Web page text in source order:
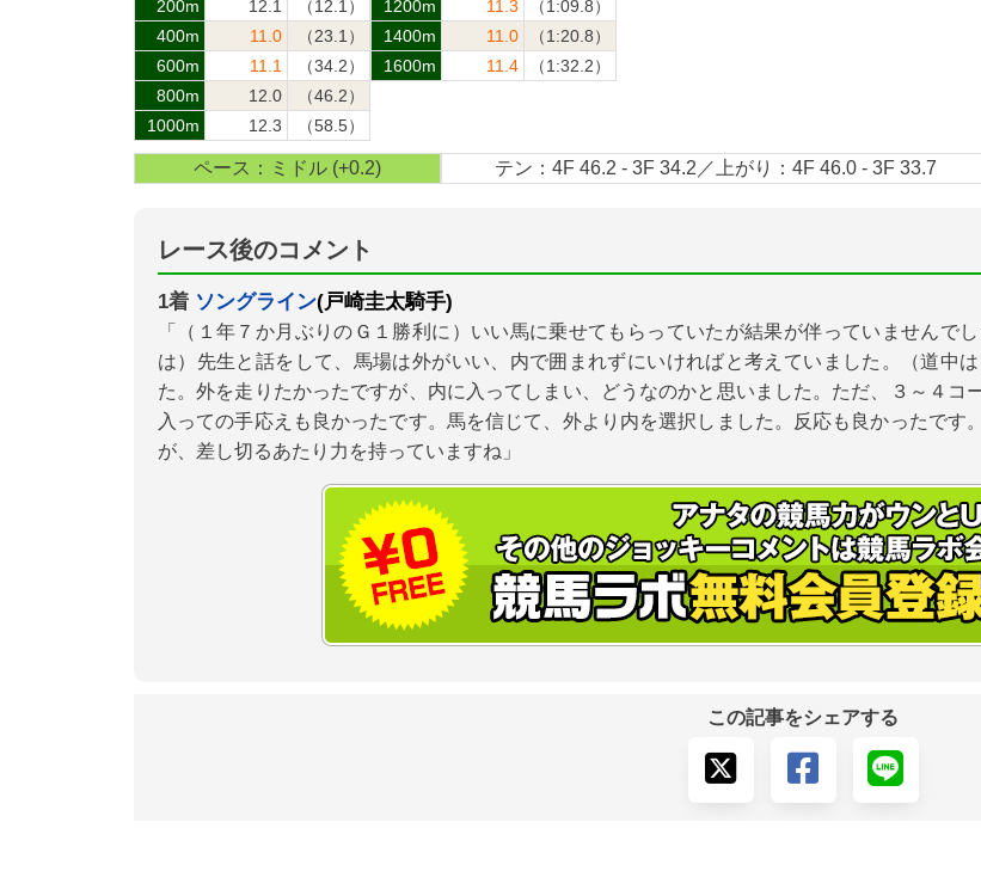
200m 12.1
（12.1）
400m
11.0
（23.1）
600m
11.1
（34.2）
800m
12.0
（46.2）
1000m
12.3 （58.5）
1200m 11.3
（1:09.8）
1400m
11.0
（1:20.8）
1600m
11.4 （1:32.2）
ペース：ミドル (+0.2) テン：4F 46.2 - 3F 34.2／上がり：4F 46.0 - 3F 33.7
レース後のコメント
1着 ソングライン(戸崎圭太騎手)
「（１年７か月ぶりのＧ１勝利に）いい馬に乗せてもらっていたが結果が伴っていませんで
は）先生と話をして、馬場は外がいい、内で囲まれずにいければと考えていました。（道中
た。外を走りたかったですが、内に入ってしまい、どうなのかと思いました。ただ、３～４コ
入っての手応えも良かったです。馬を信じて、外より内を選択しました。反応も良かったで
が、差し切るあたり力を持っていますね」
この記事をシェアする